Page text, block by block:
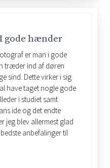
gode hænder
er man i gode
træder ind af døren
sind. Dette virker i sig
have taget nogle gode
i studiet samt
ide og det endte
jeg blev allermest glad
anbefalinger til